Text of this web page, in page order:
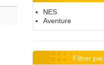
NES
Aventure
Filtrer